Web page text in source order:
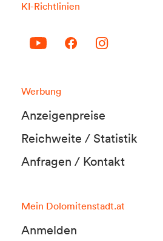
KI-Richtlinien
Werbung
Anzeigenpreise
Reichweite / Statistik
Anfragen / Kontakt
Mein Dolomitenstadt.at
Anmelden